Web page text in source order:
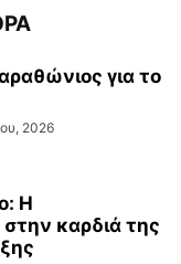
για το
2026
Η
στην καρδιά της